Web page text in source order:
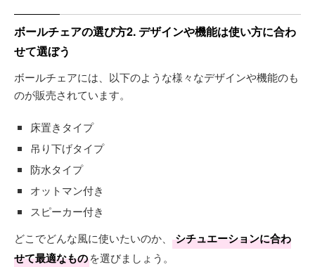
ボールチェアの選び方2. デザインや機能は使い方に合わ
せて選ぼう
ボールチェアには、以下のような様々なデザインや機能のも
のが販売されています。
床置きタイプ
吊り下げタイプ
防水タイプ
オットマン付き
スピーカー付き
どこでどんな風に使いたいのか、
シチュエーションに合わ
せて最適なものを選びましょう。